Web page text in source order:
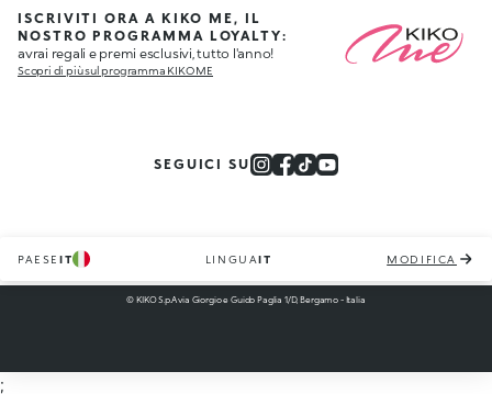
ISCRIVITI ORA A KIKO ME, IL
NOSTRO PROGRAMMA LOYALTY:
avrai regali e premi esclusivi, tutto l'anno!
Scopri di più sul programma KIKO ME
SEGUICI SU
PAESE IT LINGUAIT MODIFICA
© KIKO S.p.A via Giorgio e Guido Paglia 1/D, Bergamo - Italia
;